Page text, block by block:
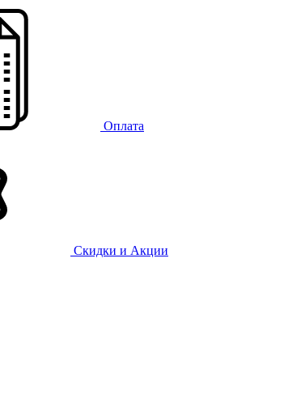
Оплата
Скидки и Акции